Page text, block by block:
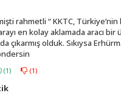
rahmetli “ KKTC, Türkiye’nin
en kolay aklamada aracı
çıkarmış olduk. Sıkıysa
(1) (1)